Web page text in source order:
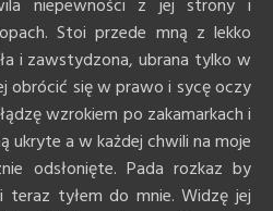
niepewności z jej strony i
Stoi przede mną z lekko
i zawstydzona, ubrana tylko w
obrócić się w prawo i sycę oczy
wzrokiem po zakamarkach i
ukryte a w każdej chwili na moje
odsłonięte. Pada rozkaz by
tyłem do mnie. Widzę jej